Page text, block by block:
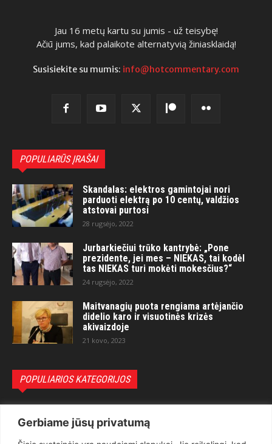
Gerbiame jūsų privatumą
Jau 16 metų kartu su jumis - už teisybę!
Ačiū jums, kad palaikote alternatyvią žiniasklaidą!
Susisiekite su mumis: info@hotcommentary.com
POPULIARŪS ĮRAŠAI
Skandalas: elektros gamintojai nori
parduoti elektrą po 10 centų, valdžios
atstovai purtosi
28 rugsėjo, 2022
Jurbarkiečiui trūko kantrybė: „Pone
prezidente, jei mes – NIEKAS, tai kodėl
tas NIEKAS turi mokėti mokesčius?“
24 rugsėjo, 2022
Maitvanagių puota rengiama artėjančio
didelio karo ir visuotinės krizės
akivaizdoje
21 kovo, 2023
POPULIARIOS KATEGORIJOS